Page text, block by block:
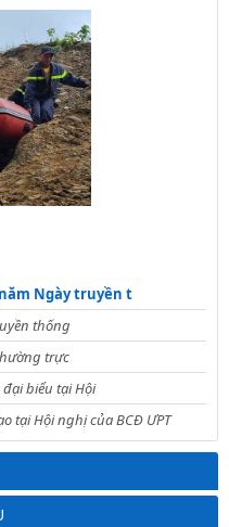
Ngày truyền t
thống
trực
biểu tại Hội
tại Hội nghị của BCĐ ƯPT